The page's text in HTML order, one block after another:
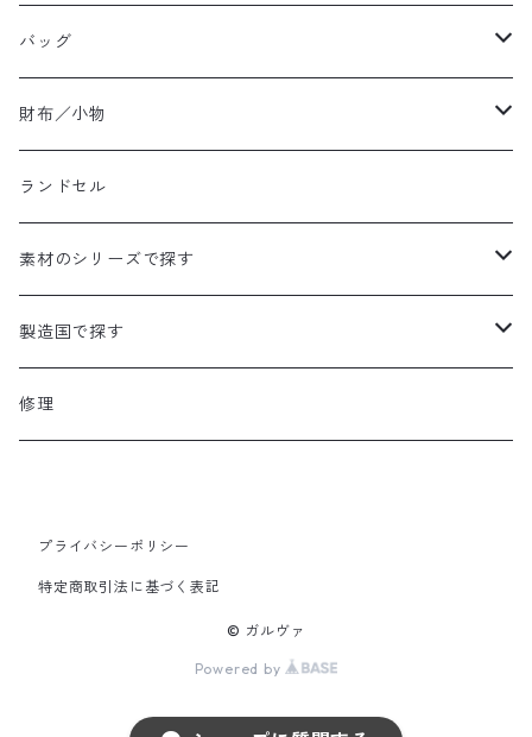
バッグ
ハンドバッグ
ショルダーバッグ
ポーチ／ミニショルダー
A4対応サイズ
トートバッグ
A4対応サイズ
バックパック／リュック
A4対応サイズ
ボディバッグ
A4対応サイズ
その他バッグ
財布／小物
長財布／ロングウォレット
折財布／ハーフウォレット
名刺入れ
コインケース
パスケース
ランドセル
素材のシリーズで探す
ハード
ジャーシィー
イタリアンレザー
製造国で探す
日本製
修理
プライバシーポリシー
特定商取引法に基づく表記
© ガルヴァ
Powered by